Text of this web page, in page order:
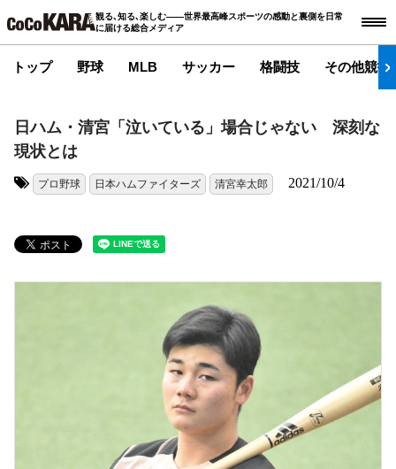
観る､知る､楽しむ――世界最高峰スポーツの感動と裏側を日常
に届ける総合メディア
トップ 野球 MLB サッカー 格闘技 その他競技
日ハム・清宮「泣いている」場合じゃない 深刻な
現状とは
プロ野球 日本ハムファイターズ 清宮幸太郎 2021/10/4